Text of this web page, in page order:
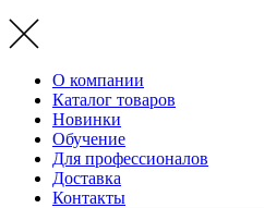
О компании
Каталог товаров
Новинки
Обучение
Для профессионалов
Доставка
Контакты